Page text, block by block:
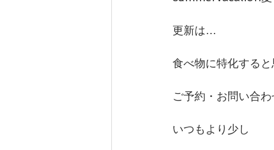
更新は…
食べ物に特化すると
ご予約・お問い合
いつもより少し